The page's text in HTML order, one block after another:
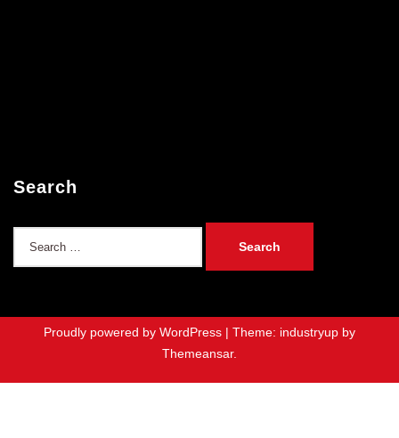
Search
Proudly powered by WordPress | Theme: industryup by
Themeansar.